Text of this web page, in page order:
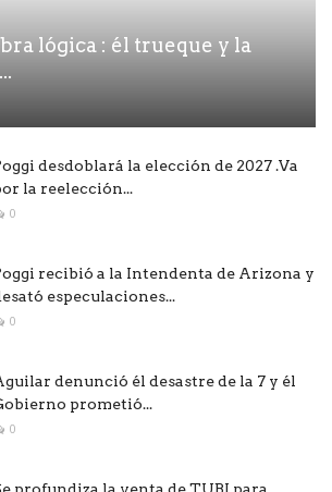
lógica : él trueque y la
desdoblará la elección de 2027 .Va
la reelección...
0
recibió a la Intendenta de Arizona y
especulaciones...
0
denunció él desastre de la 7 y él
prometió...
0
profundiza la venta de TUBI para